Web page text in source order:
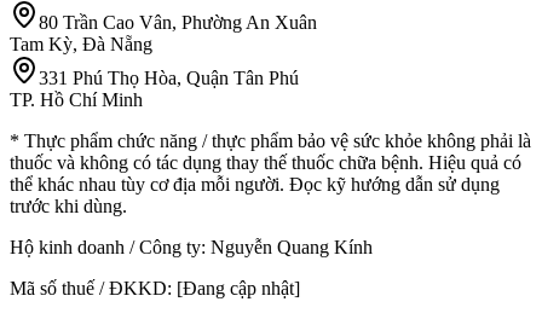
80 Trần Cao Vân, Phường An Xuân
Tam Kỳ, Đà Nẵng
331 Phú Thọ Hòa, Quận Tân Phú
TP. Hồ Chí Minh
* Thực phẩm chức năng / thực phẩm bảo vệ sức khỏe không phải là
thuốc và không có tác dụng thay thế thuốc chữa bệnh. Hiệu quả có
thể khác nhau tùy cơ địa mỗi người. Đọc kỹ hướng dẫn sử dụng
trước khi dùng.
Hộ kinh doanh / Công ty: Nguyễn Quang Kính
Mã số thuế / ĐKKD: [Đang cập nhật]